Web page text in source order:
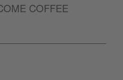
COFFEE